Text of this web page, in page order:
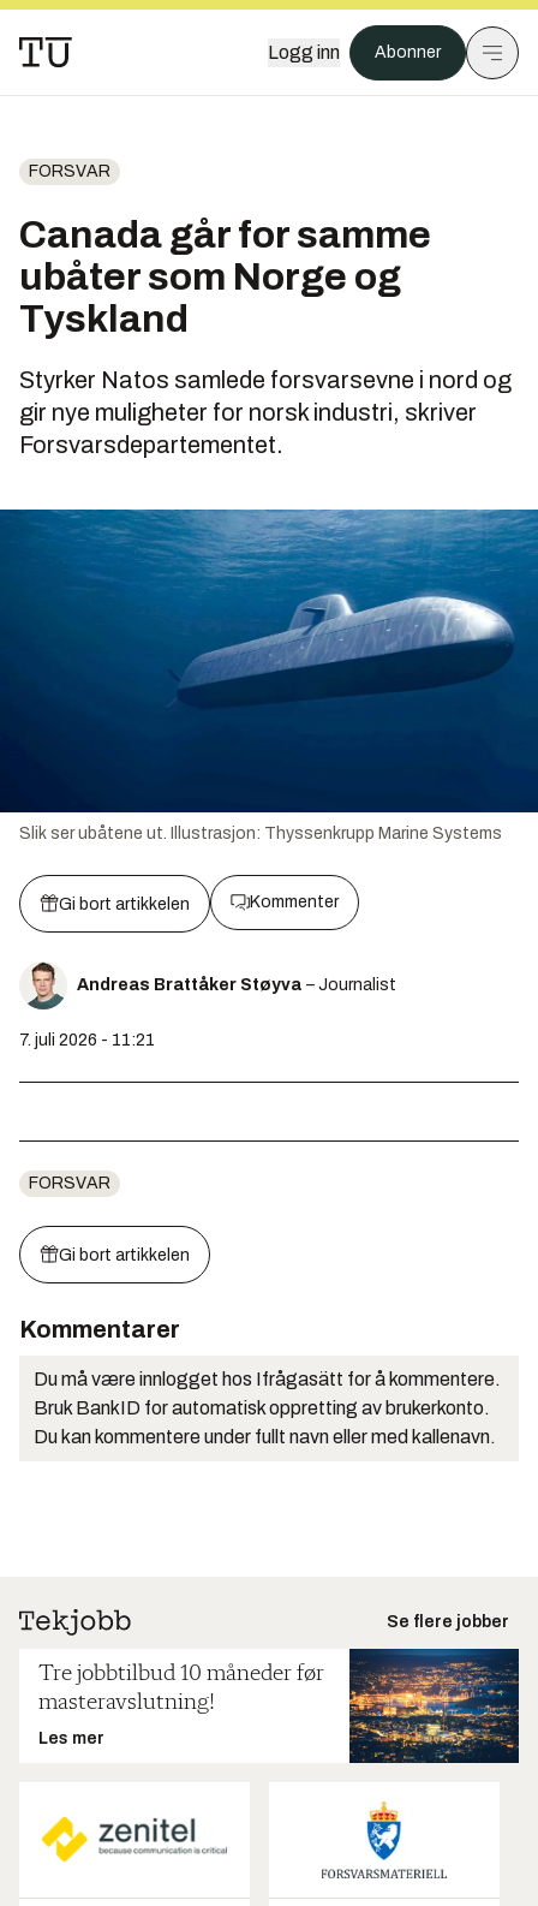
Logg inn Abonner
FORSVAR
Canada går for samme
ubåter som Norge og
Tyskland
Styrker Natos samlede forsvarsevne i nord og
gir nye muligheter for norsk industri, skriver
Forsvarsdepartementet.
Slik ser ubåtene ut. Illustrasjon: Thyssenkrupp Marine Systems
Gi bort artikkelen Kommenter
Andreas Brattåker Støyva – Journalist
7. juli 2026 - 11:21
FORSVAR
Gi bort artikkelen
Kommentarer
Du må være innlogget hos Ifrågasätt for å kommentere.
Bruk BankID for automatisk oppretting av brukerkonto.
Du kan kommentere under fullt navn eller med kallenavn.
Se flere jobber
Tre jobbtilbud 10 måneder før
masteravslutning!
Les mer